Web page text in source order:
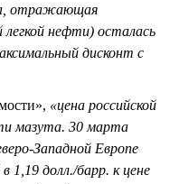
отражающая
нефти) осталась
дисконт с
«цена российской
мазута. 30 марта
Западной Европе
1,19 долл./барр. к цене